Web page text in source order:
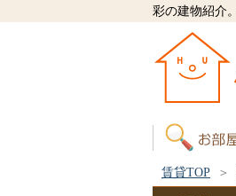
彩の建物紹介
賃貸TOP